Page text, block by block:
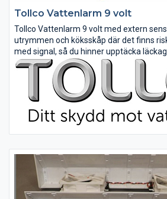
Tollco Vattenlarm 9 volt
Tollco Vattenlarm 9 volt med extern
utrymmen och köksskåp där det finns
med signal, så du hinner upptäcka
skedd.